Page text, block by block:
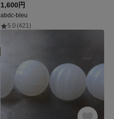
1,600円
abdc-bleu
5.0 (421)